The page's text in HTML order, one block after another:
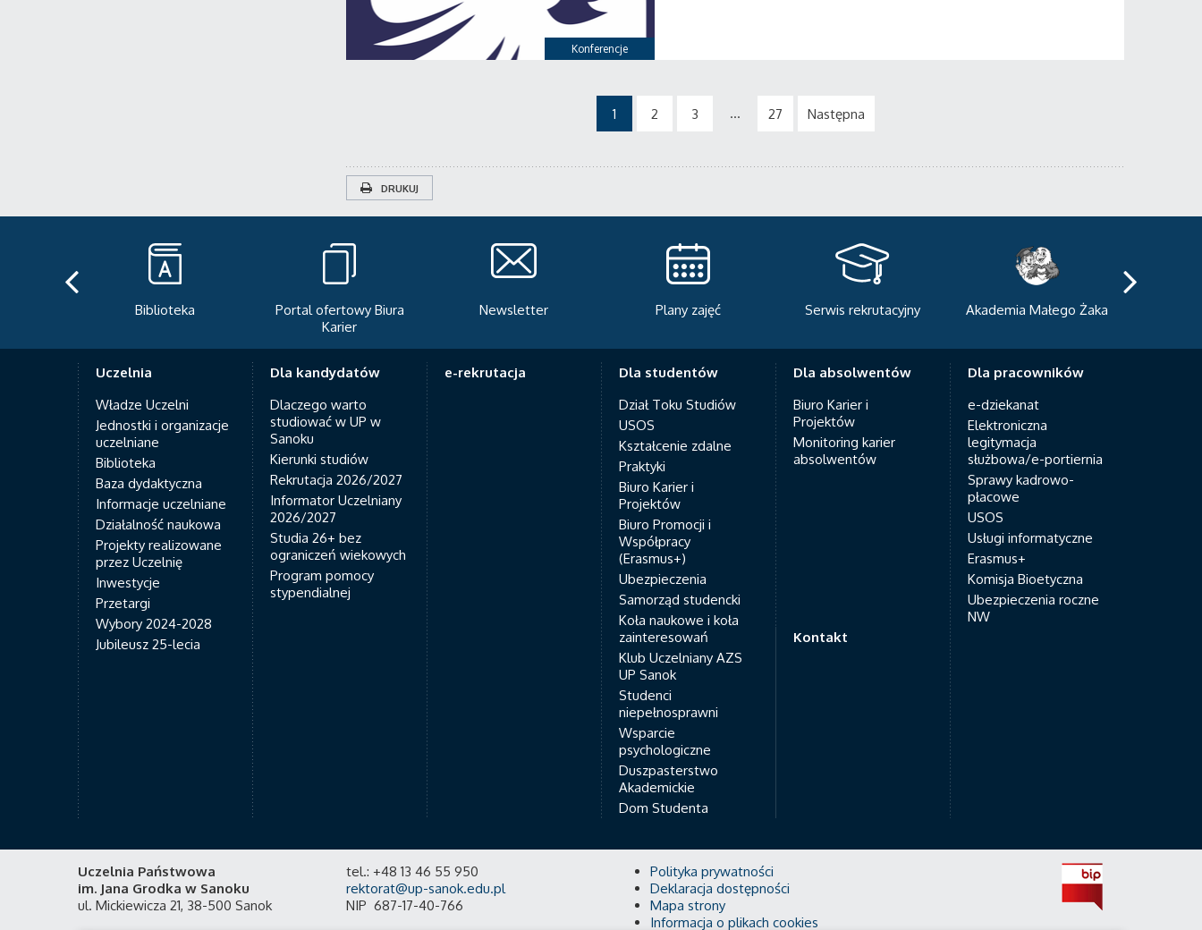
Konferencje
1 2 3 ... 27 Następna
DRUKUJ
Portal ofertowy Biura
Newsletter Plany zajęć Serwis rekrutacyjny Akademia Małego Żaka
Centrum Sportowo-
Uczelnia
Władze Uczelni
Jednostki i organizacje
uczelniane
Biblioteka
Baza dydaktyczna
Informacje uczelniane
Działalność naukowa
Projekty realizowane
przez Uczelnię
Inwestycje
Przetargi
Wybory 2024-2028
Jubileusz 25-lecia
Dla kandydatów
Dlaczego warto
studiować w UP w
Sanoku
Kierunki studiów
Rekrutacja 2026/2027
Informator Uczelniany
2026/2027
Studia 26+ bez
ograniczeń wiekowych
Program pomocy
stypendialnej
e-rekrutacja
Dla studentów
Dział Toku Studiów
USOS
Kształcenie zdalne
Praktyki
Biuro Karier i
Projektów
Biuro Promocji i
Współpracy
(Erasmus+)
Ubezpieczenia
Samorząd studencki
Koła naukowe i koła
zainteresowań
Klub Uczelniany AZS
UP Sanok
Studenci
niepełnosprawni
Wsparcie
psychologiczne
Duszpasterstwo
Akademickie
Dom Studenta
Dla absolwentów
Biuro Karier i
Projektów
Monitoring karier
absolwentów
Dla pracowników
e-dziekanat
Elektroniczna
legitymacja
służbowa/e-portiernia
Sprawy kadrowo-
płacowe
USOS
Usługi informatyczne
Erasmus+
Komisja Bioetyczna
Ubezpieczenia roczne
NW
Kontakt
Uczelnia Państwowa
im. Jana Grodka w Sanoku
ul. Mickiewicza 21, 38-500 Sanok
tel.: +48 13 46 55 950
rektorat@up-sanok.edu.pl
NIP 687-17-40-766
Polityka prywatności
Deklaracja dostępności
Mapa strony
Informacja o plikach cookies